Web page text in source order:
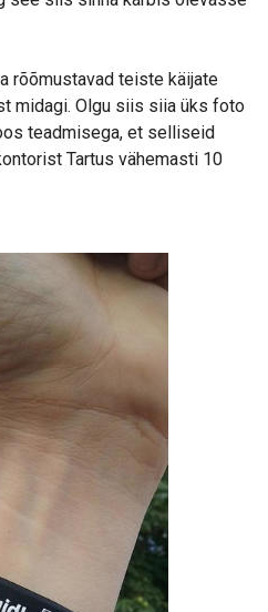
rõõmustavad teiste käijate
midagi. Olgu siis siia üks foto
teadmisega, et selliseid
Tartus vähemasti 10